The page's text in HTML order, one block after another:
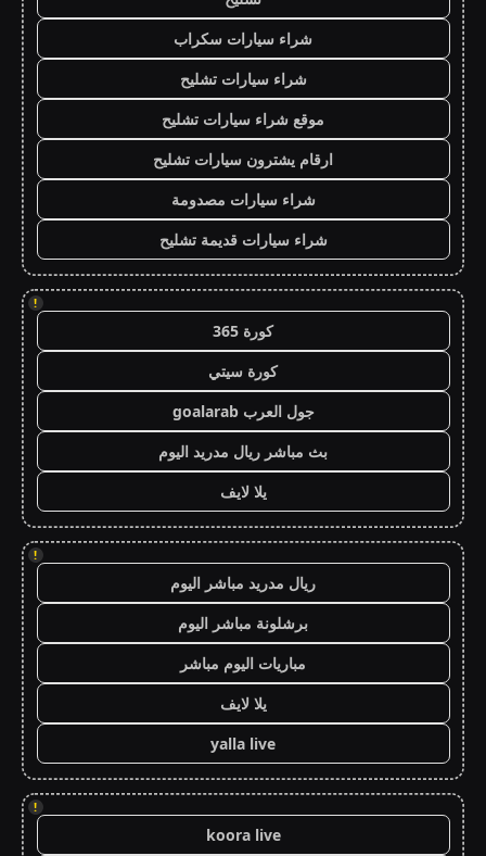
شراء سيارات سكراب
شراء سيارات تشليح
موقع شراء سيارات تشليح
ارقام يشترون سيارات تشليح
شراء سيارات مصدومة
شراء سيارات قديمة تشليح
!
كورة 365
كورة سيتي
جول العرب goalarab
بث مباشر ريال مدريد اليوم
يلا لايف
!
ريال مدريد مباشر اليوم
برشلونة مباشر اليوم
مباريات اليوم مباشر
يلا لايف
yalla live
!
koora live